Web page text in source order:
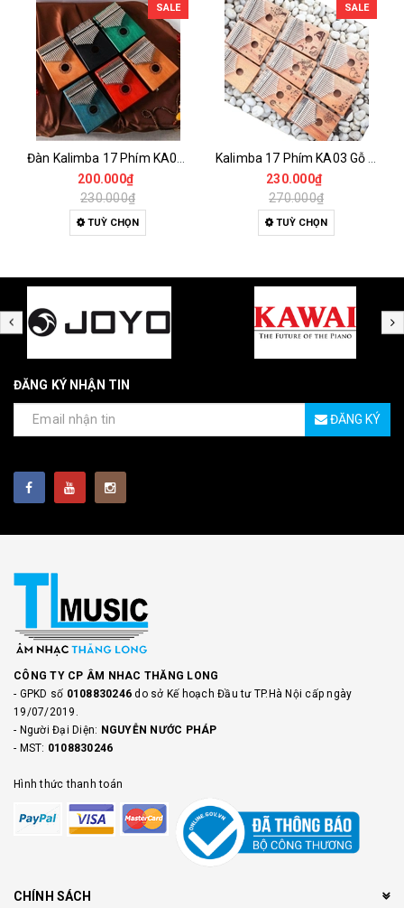
SALE
200.000₫
230.000₫
TUỲ CHỌN
SALE
230.000₫
270.000₫
TUỲ CHỌN
ĐĂNG KÝ NHẬN TIN
ĐĂNG KÝ
CÔNG TY CP ÂM NHAC THĂNG LONG
- GPKD số 0108830246do sở Kế hoạch Đầu tư TP.Hà Nội cấp ngày
19/07/2019.
- Người Đại Diện: NGUYỄN NƯỚC PHÁP
- MST: 0108830246
Hình thức thanh toán
CHÍNH SÁCH